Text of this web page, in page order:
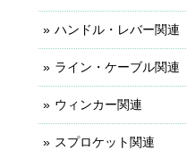
ハンドル・レバー関連
ライン・ケーブル関連
ウィンカー関連
スプロケット関連